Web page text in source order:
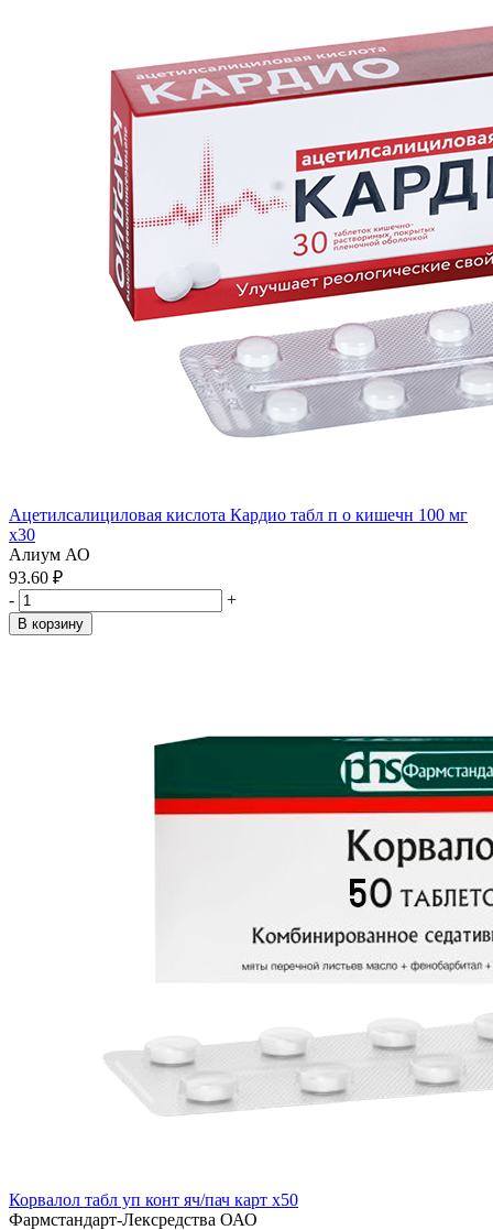
Ацетилсалициловая кислота Кардио табл п о кишечн 100 мг
x30
Алиум АО
93.60 ₽
-
+
В корзину
Корвалол табл уп конт яч/пач карт x50
Фармстандарт-Лексредства ОАО